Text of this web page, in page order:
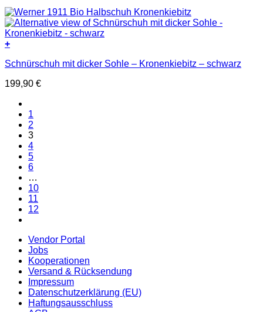
+
Produkt
mehrere
auf.
Optionen
können
Produktseite
gewählt
werden
Schnürschuh mit dicker Sohle – Kronenkiebitz – schwarz
199,90 €
1
2
3
4
5
6
…
10
11
12
Vendor Portal
Jobs
Kooperationen
Versand & Rücksendung
Impressum
Datenschutzerklärung (EU)
Haftungsausschluss